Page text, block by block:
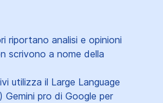
riportano analisi e opinioni
scrivono a nome della
utilizza il Large Language
Gemini pro di Google per